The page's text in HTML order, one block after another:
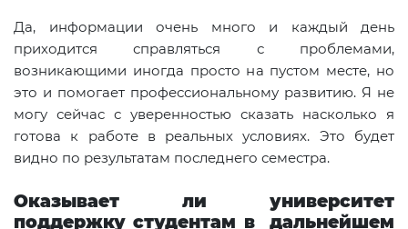
Да, информации очень много и каждый день
приходится справляться с проблемами,
возникающими иногда просто на пустом месте, но
это и помогает профессиональному развитию. Я не
могу сейчас с уверенностью сказать насколько я
готова к работе в реальных условиях. Это будет
видно по результатам последнего семестра.
Оказывает ли университет
поддержку студентам в дальнейшем